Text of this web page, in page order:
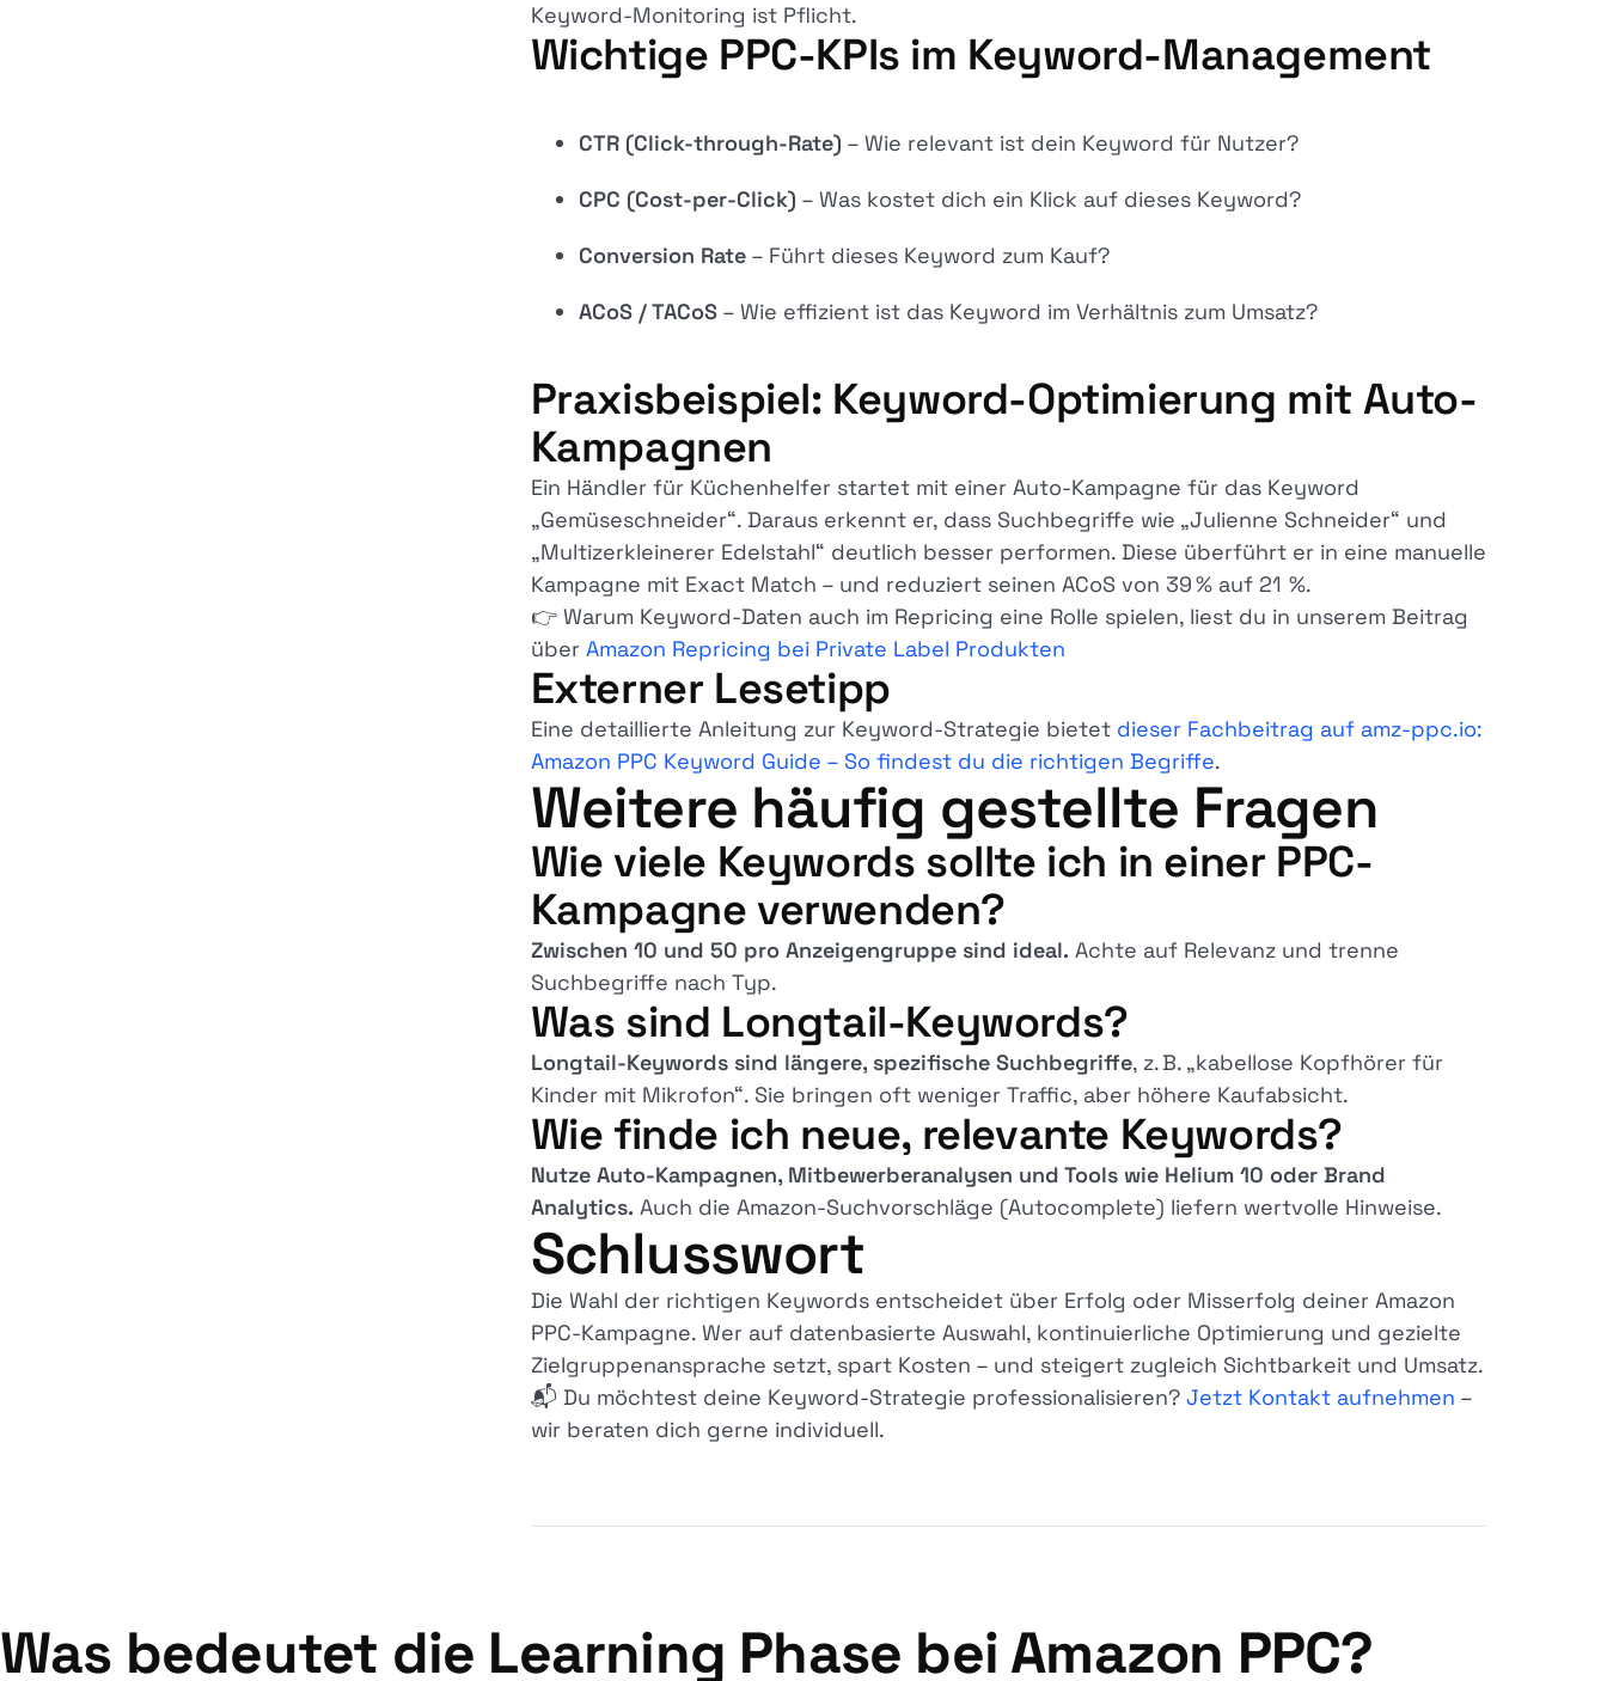
Keyword-Monitoring ist Pflicht.
Wichtige PPC-KPIs im Keyword-Management
CTR (Click-through-Rate) – Wie relevant ist dein Keyword für Nutzer?
CPC (Cost-per-Click) – Was kostet dich ein Klick auf dieses Keyword?
Conversion Rate– Führt dieses Keyword zum Kauf?
ACoS / TACoS– Wie effizient ist das Keyword im Verhältnis zum Umsatz?
Praxisbeispiel: Keyword-Optimierung mit Auto-
Kampagnen
Ein Händler für Küchenhelfer startet mit einer Auto-Kampagne für das Keyword
„Gemüseschneider“. Daraus erkennt er, dass Suchbegriffe wie „Julienne Schneider“ und
„Multizerkleinerer Edelstahl“ deutlich besser performen. Diese überführt er in eine manuelle
Kampagne mit Exact Match – und reduziert seinen ACoS von 39 % auf 21 %.
👉 Warum Keyword-Daten auch im Repricing eine Rolle spielen, liest du in unserem Beitrag
über Amazon Repricing bei Private Label Produkten
Externer Lesetipp
Eine detaillierte Anleitung zur Keyword-Strategie bietet dieser Fachbeitrag auf amz-ppc.io:
Amazon PPC Keyword Guide – So findest du die richtigen Begriffe.
Weitere häufig gestellte Fragen
Wie viele Keywords sollte ich in einer PPC-
Kampagne verwenden?
Zwischen 10 und 50 pro Anzeigengruppe sind ideal. Achte auf Relevanz und trenne
Suchbegriffe nach Typ.
Was sind Longtail-Keywords?
Longtail-Keywords sind längere, spezifische Suchbegriffe, z. B. „kabellose Kopfhörer für
Kinder mit Mikrofon“. Sie bringen oft weniger Traffic, aber höhere Kaufabsicht.
Wie finde ich neue, relevante Keywords?
Nutze Auto-Kampagnen, Mitbewerberanalysen und Tools wie Helium 10 oder Brand
Analytics. Auch die Amazon-Suchvorschläge (Autocomplete) liefern wertvolle Hinweise.
Schlusswort
Die Wahl der richtigen Keywords entscheidet über Erfolg oder Misserfolg deiner Amazon
PPC-Kampagne. Wer auf datenbasierte Auswahl, kontinuierliche Optimierung und gezielte
Zielgruppenansprache setzt, spart Kosten – und steigert zugleich Sichtbarkeit und Umsatz.
📬 Du möchtest deine Keyword-Strategie professionalisieren? Jetzt Kontakt aufnehmen –
wir beraten dich gerne individuell.
Was bedeutet die Learning Phase bei Amazon PPC?